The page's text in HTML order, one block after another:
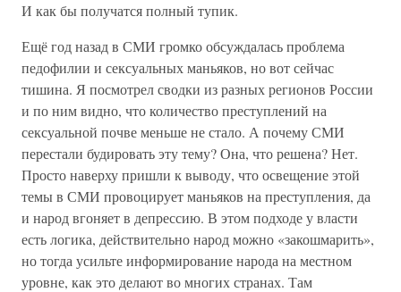
И как бы получатся полный тупик.
Ещё год назад в СМИ громко обсуждалась проблема
педофилии и сексуальных маньяков, но вот сейчас
тишина. Я посмотрел сводки из разных регионов России
и по ним видно, что количество преступлений на
сексуальной почве меньше не стало. А почему СМИ
перестали будировать эту тему? Она, что решена? Нет.
Просто наверху пришли к выводу, что освещение этой
темы в СМИ провоцирует маньяков на преступления, да
и народ вгоняет в депрессию. В этом подходе у власти
есть логика, действительно народ можно «закошмарить»,
но тогда усильте информирование народа на местном
уровне, как это делают во многих странах. Там